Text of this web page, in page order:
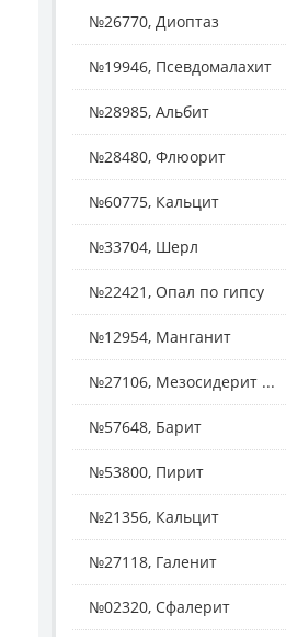
№26770, Диоптаз
№19946, Псевдомалахит
№28985, Альбит
№28480, Флюорит
№60775, Кальцит
№33704, Шерл
№22421, Опал по гипсу
№12954, Манганит
№27106, Мезосидерит ...
№57648, Барит
№53800, Пирит
№21356, Кальцит
№27118, Галенит
№02320, Сфалерит